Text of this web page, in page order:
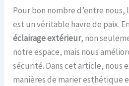
Pour bon nombre d’entre nous,
est un véritable havre de paix.
éclairage extérieur, non
notre espace, mais nous
sécurité. Dans cet article, nous
manières de marier esthétique